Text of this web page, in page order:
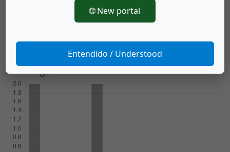
titulares periodìsticos costarricenses. (Tesis de
Maestría en Lingüística). Universidad de Costa Rica, San
Descargas
🌐 New portal
Entendido / Understood